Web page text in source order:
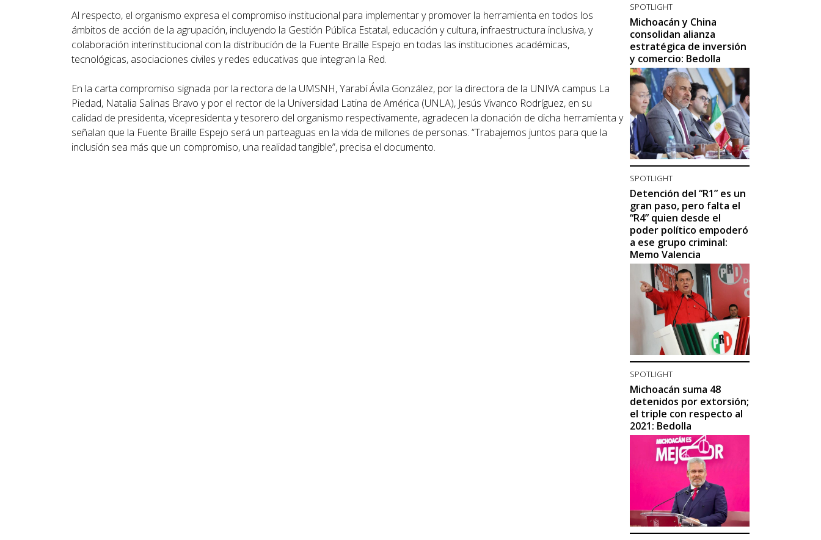
Al respecto, el organismo expresa el compromiso institucional para implementar y promover la herramienta en todos los
ámbitos de acción de la agrupación, incluyendo la Gestión Pública Estatal, educación y cultura, infraestructura inclusiva, y
colaboración interinstitucional con la distribución de la Fuente Braille Espejo en todas las instituciones académicas,
tecnológicas, asociaciones civiles y redes educativas que integran la Red.
En la carta compromiso signada por la rectora de la UMSNH, Yarabí Ávila González, por la directora de la UNIVA campus La
Piedad, Natalia Salinas Bravo y por el rector de la Universidad Latina de América (UNLA), Jesús Vivanco Rodríguez, en su
calidad de presidenta, vicepresidenta y tesorero del organismo respectivamente, agradecen la donación de dicha herramienta y
señalan que la Fuente Braille Espejo será un parteaguas en la vida de millones de personas. “Trabajemos juntos para que la
inclusión sea más que un compromiso, una realidad tangible”, precisa el documento.
SPOTLIGHT
Michoacán y China
consolidan alianza
estratégica de inversión
y comercio: Bedolla
SPOTLIGHT
Detención del “R1” es un
gran paso, pero falta el
“R4” quien desde el
poder político empoderó
a ese grupo criminal:
Memo Valencia
SPOTLIGHT
Michoacán suma 48
detenidos por extorsión;
el triple con respecto al
2021: Bedolla